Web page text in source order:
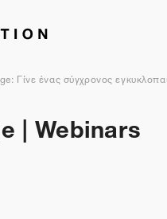
Γίνε ένας σύγχρονος
| Webinars